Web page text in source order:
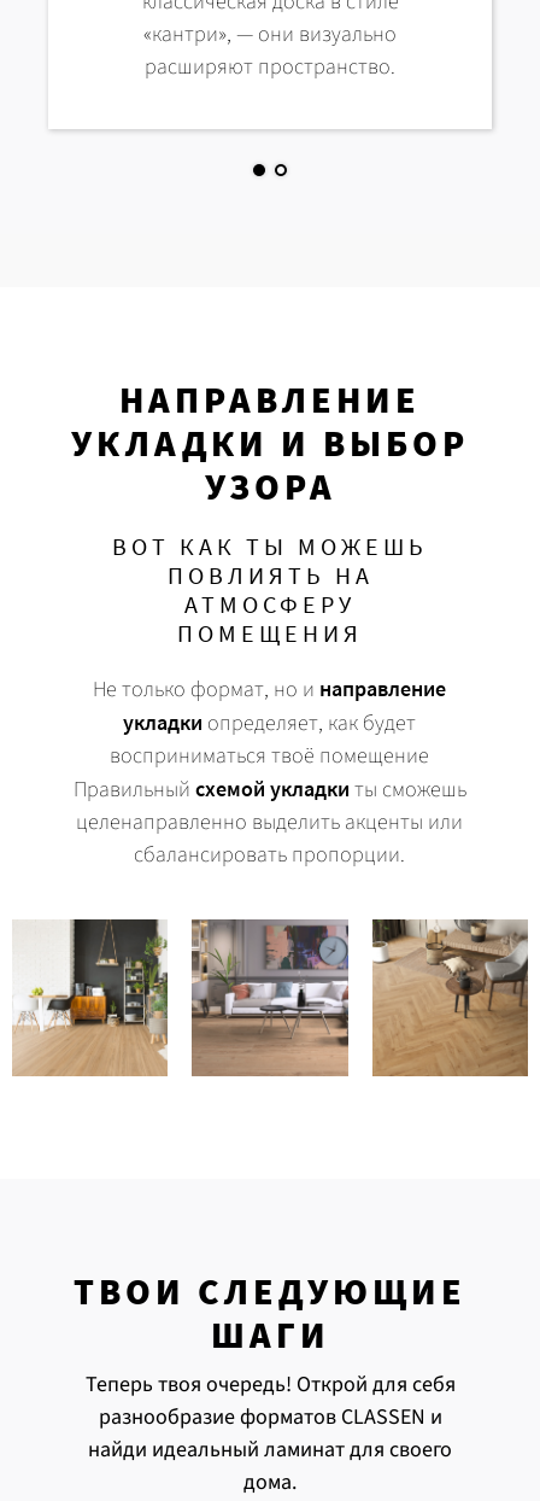
«кантри», — они визуально
расширяют пространство.
НАПРАВЛЕНИЕ
УКЛАДКИ И ВЫБОР
УЗОРА
ВОТ КАК ТЫ МОЖЕШЬ
ПОВЛИЯТЬ НА
АТМОСФЕРУ
ПОМЕЩЕНИЯ
Не только формат, но и направление
укладки определяет, как будет
восприниматься твоё помещение
Правильный схемой укладки ты сможешь
целенаправленно выделить акценты или
сбалансировать пропорции.
ТВОИ СЛЕДУЮЩИЕ
ШАГИ
Теперь твоя очередь! Открой для себя
разнообразие форматов CLASSEN и
найди идеальный ламинат для своего
дома.